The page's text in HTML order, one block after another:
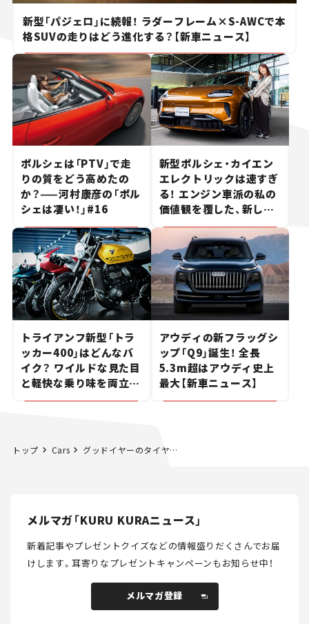
新型「パジェロ」に続報！ ラダーフレーム×S-AWCで本
格SUVの走りはどう進化する？【新車ニュース】
ポルシェは「PTV」で走
りの質をどう高めたの
か？——河村康彦の「ポル
シェは凄い！」#16
新型ポルシェ・カイエン
エレクトリックは速すぎ
る！ エンジン車派の私の
価値観を覆した、新しい
ポルシェの走り。
トライアンフ新型「トラ
ッカー400」はどんなバ
イク？ ワイルドな見た目
と軽快な乗り味を両立し
た400ccフラットトラッ
アウディの新フラッグシ
ップ「Q9」誕生！ 全長
5.3m超はアウディ史上
最大【新車ニュース】
トップ Cars グッドイヤーのタイヤを装着したスーツケースが登場！滑らかな走行を実現。
メルマガ「KURU KURAニュース」
新着記事やプレゼントクイズなどの情報盛りだくさんでお届
けします。耳寄りなプレゼントキャンペーンもお知らせ中！
メルマガ登録